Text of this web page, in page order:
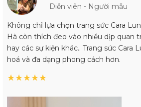
Diễn viên - Người mẫu
Không chỉ lựa chọn trang sức Cara
Hà còn thích đeo vào nhiều dịp quan
hay các sự kiện khác.. Trang sức Cara
hoá và đa dạng phong cách hơn.
★★★★★